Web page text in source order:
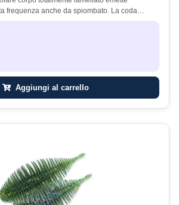
frequenza anche da spiombato. La coda…
Aggiungi al carrello